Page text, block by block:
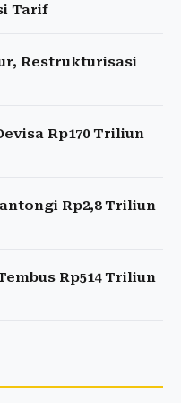
Tarif
Restrukturisasi
Rp170 Triliun
Rp2,8 Triliun
Rp514 Triliun